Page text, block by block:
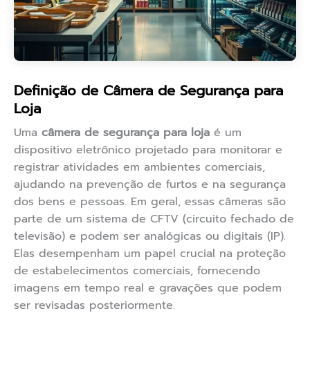
Definição de Câmera de Segurança para
Loja
Uma câmera de segurança para loja é um
dispositivo eletrônico projetado para monitorar e
registrar atividades em ambientes comerciais,
ajudando na prevenção de furtos e na segurança
dos bens e pessoas. Em geral, essas câmeras são
parte de um sistema de CFTV (circuito fechado de
televisão) e podem ser analógicas ou digitais (IP).
Elas desempenham um papel crucial na proteção
de estabelecimentos comerciais, fornecendo
imagens em tempo real e gravações que podem
ser revisadas posteriormente.